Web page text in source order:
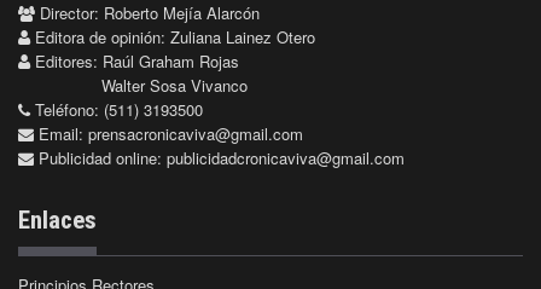
Director: Roberto Mejía Alarcón
Editora de opinión: Zuliana Lainez Otero
Editores: Raúl Graham Rojas
Walter Sosa Vivanco
Teléfono: (511) 3193500
Email: prensacronicaviva@gmail.com
Publicidad online: publicidadcronicaviva@gmail.com
Enlaces